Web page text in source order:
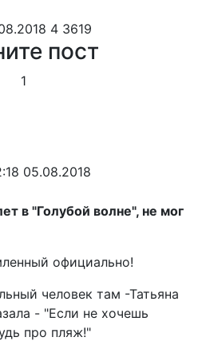
4 3619
пост
1
05.08.2018
в "Голубой волне", не мог
официально!
человек там -Татьяна
- "Если не хочешь
про пляж!"